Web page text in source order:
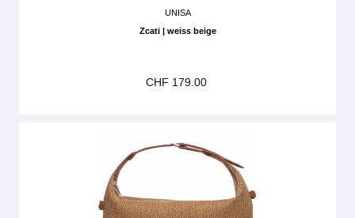
UNISA
Zcati | weiss beige
CHF 179.00